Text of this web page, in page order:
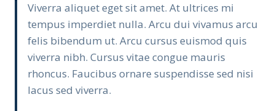
Viverra aliquet eget sit amet. At ultrices mi
tempus imperdiet nulla. Arcu dui vivamus arcu
felis bibendum ut. Arcu cursus euismod quis
viverra nibh. Cursus vitae congue mauris
rhoncus. Faucibus ornare suspendisse sed nisi
lacus sed viverra.